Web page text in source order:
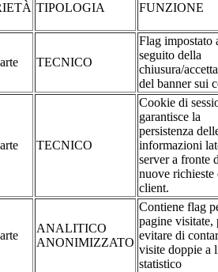
TIPOLOGIA FUNZIONE
TECNICO
Flag impostato
seguito della
chiusura/
del banner sui
TECNICO
Cookie di
garantisce la
persistenza
informazioni
server a fronte
nuove richieste
client.
ANALITICO
ANONIMIZZATO
Contiene flag
pagine visitate,
evitare di
visite doppie a
statistico